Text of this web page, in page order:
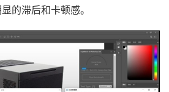
的滞后和卡顿感。